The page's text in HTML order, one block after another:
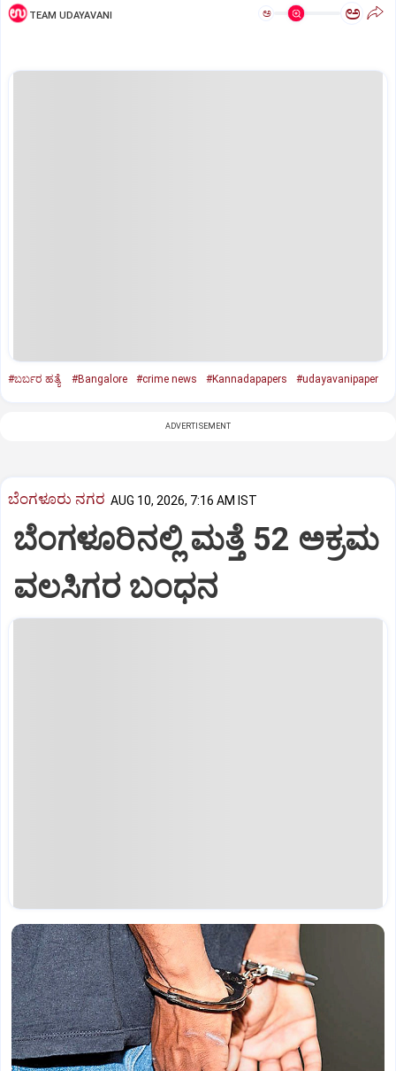
TEAM UDAYAVANI ಅ ಅ
#ಬರ್ಬರ ಹತ್ಯೆ #Bangalore #crime news #Kannadapapers #udayavanipaper
ADVERTISEMENT
ಬೆಂಗಳೂರು ನಗರ AUG 10, 2026, 7:16 AM IST
ಬೆಂಗಳೂರಿನಲ್ಲಿ ಮತ್ತೆ 52 ಅಕ್ರಮ
ವಲಸಿಗರ ಬಂಧನ